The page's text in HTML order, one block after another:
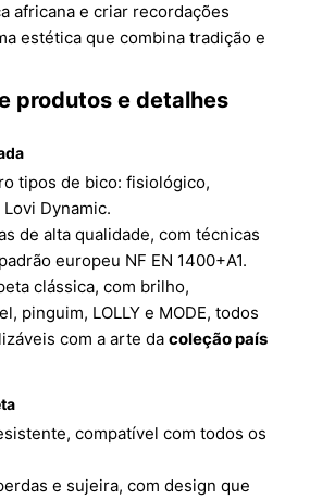
africana e criar recordações
estética que combina tradição e
produtos e detalhes
tipos de bico: fisiológico,
Dynamic.
de alta qualidade, com técnicas
europeu NF EN 1400+A1.
clássica, com brilho,
pinguim, LOLLY e MODE, todos
com a arte da coleção país
compatível com todos os
e sujeira, com design que